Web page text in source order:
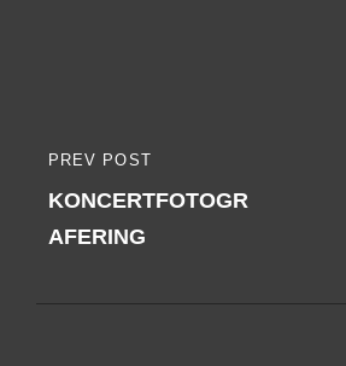
Indlægsnavigation
PREVIOUS
POST
PREV POST
KONCERTFOTOGR
AFERING